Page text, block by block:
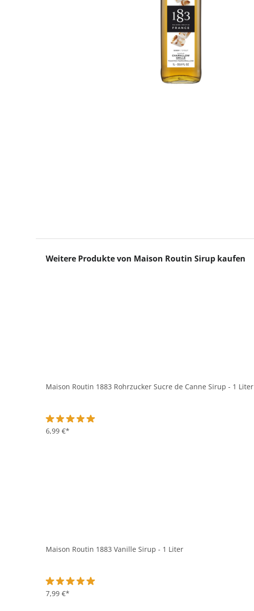
Produktgalerie überspringen
Weitere Produkte von Maison Routin Sirup kaufen
Maison Routin 1883 Rohrzucker Sucre de Canne Sirup - 1 Liter
Durchschnittliche Bewertung von 5 von 5 Sternen
6,99 €*
Maison Routin 1883 Vanille Sirup - 1 Liter
Durchschnittliche Bewertung von 5 von 5 Sternen
7,99 €*